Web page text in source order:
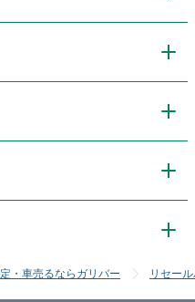
・車売るならガリバー リセー